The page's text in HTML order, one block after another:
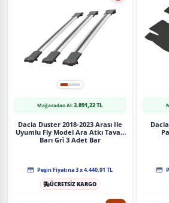
Mağazadan Al:3.891,22 TL
Dacia Duster 2018-2023 Arası Ile
Uyumlu Fly Model Ara Atkı Tavan
Barı Gri̇ 3 Adet Bar
Peşin Fiyatına 3 x 4.440,91 TL
ÜCRETSİZ KARGO